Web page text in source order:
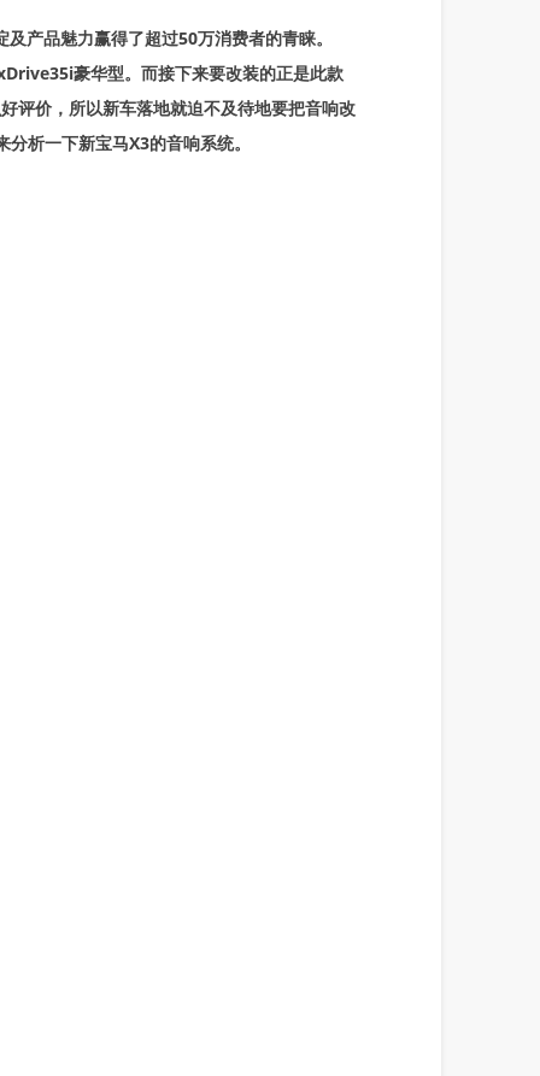
产品魅力赢得了超过50万消费者的青睐。
豪华型。而接下来要改装的正是此款
评价，所以新车落地就迫不及待地要把音响改
析一下新宝马X3的音响系统。